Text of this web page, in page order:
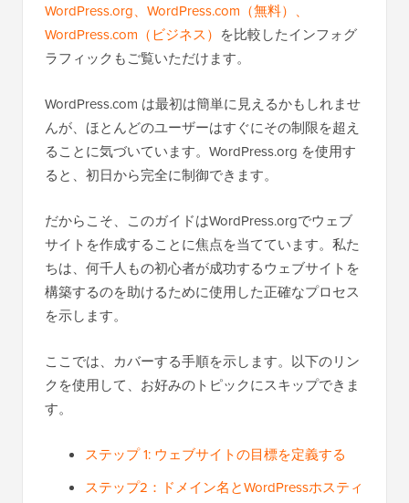
WordPress.org、WordPress.com（無料）、
WordPress.com（ビジネス） を比較したインフォグ
ラフィックもご覧いただけます。
WordPress.com は最初は簡単に見えるかもしれませ
んが、ほとんどのユーザーはすぐにその制限を超え
ることに気づいています。WordPress.org を使用す
ると、初日から完全に制御できます。
だからこそ、このガイドはWordPress.orgでウェブ
サイトを作成することに焦点を当てています。私た
ちは、何千人もの初心者が成功するウェブサイトを
構築するのを助けるために使用した正確なプロセス
を示します。
ここでは、カバーする手順を示します。以下のリン
クを使用して、お好みのトピックにスキップできま
す。
ステップ 1: ウェブサイトの目標を定義する
ステップ2：ドメイン名とWordPressホスティ